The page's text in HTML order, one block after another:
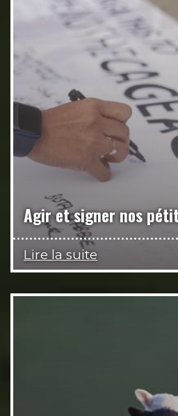
Agir et signer nos
Lire la suite